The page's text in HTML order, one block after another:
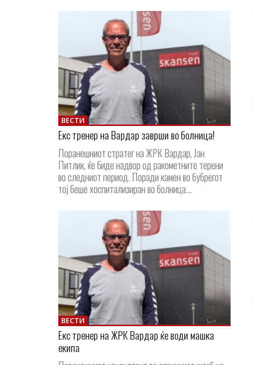
ВЕСТИ
Екс тренер на Вардар заврши во болница!
Поранешниот стратег на ЖРК Вардар, Јан
Питлик, ќе биде надвор од ракометните терени
во следниот период. Поради камен во бубрегот
тој беше хоспитализиран во болница...
ВЕСТИ
Екс тренер на ЖРК Вардар ќе води машка
екипа